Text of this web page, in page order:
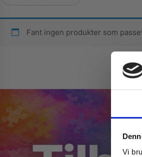
Vi
Fant ingen produkter som